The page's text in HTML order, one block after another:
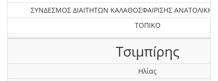
ΣΥΝΔΕΣΜΟΣ ΔΙΑΙΤΗΤΩΝ ΚΑΛΑΘΟΣΦΑΙΡΙΣΗΣ
ΤΟΠΙΚΟ
Τσιμπíρης
Ηλίας